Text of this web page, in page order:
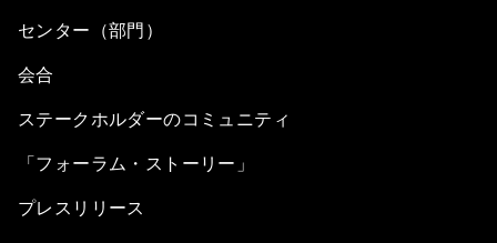
センター（部門）
会合
ステークホルダーのコミュニティ
「フォーラム・ストーリー」
プレスリリース